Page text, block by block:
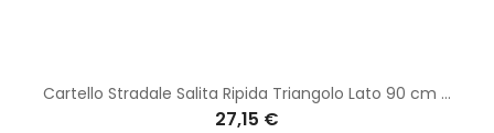
Cartello Stradale Salita Ripida Triangolo Lato 90 cm Classe 1 Fig. 16 Lamiera di ferro scatolato
27,15 €